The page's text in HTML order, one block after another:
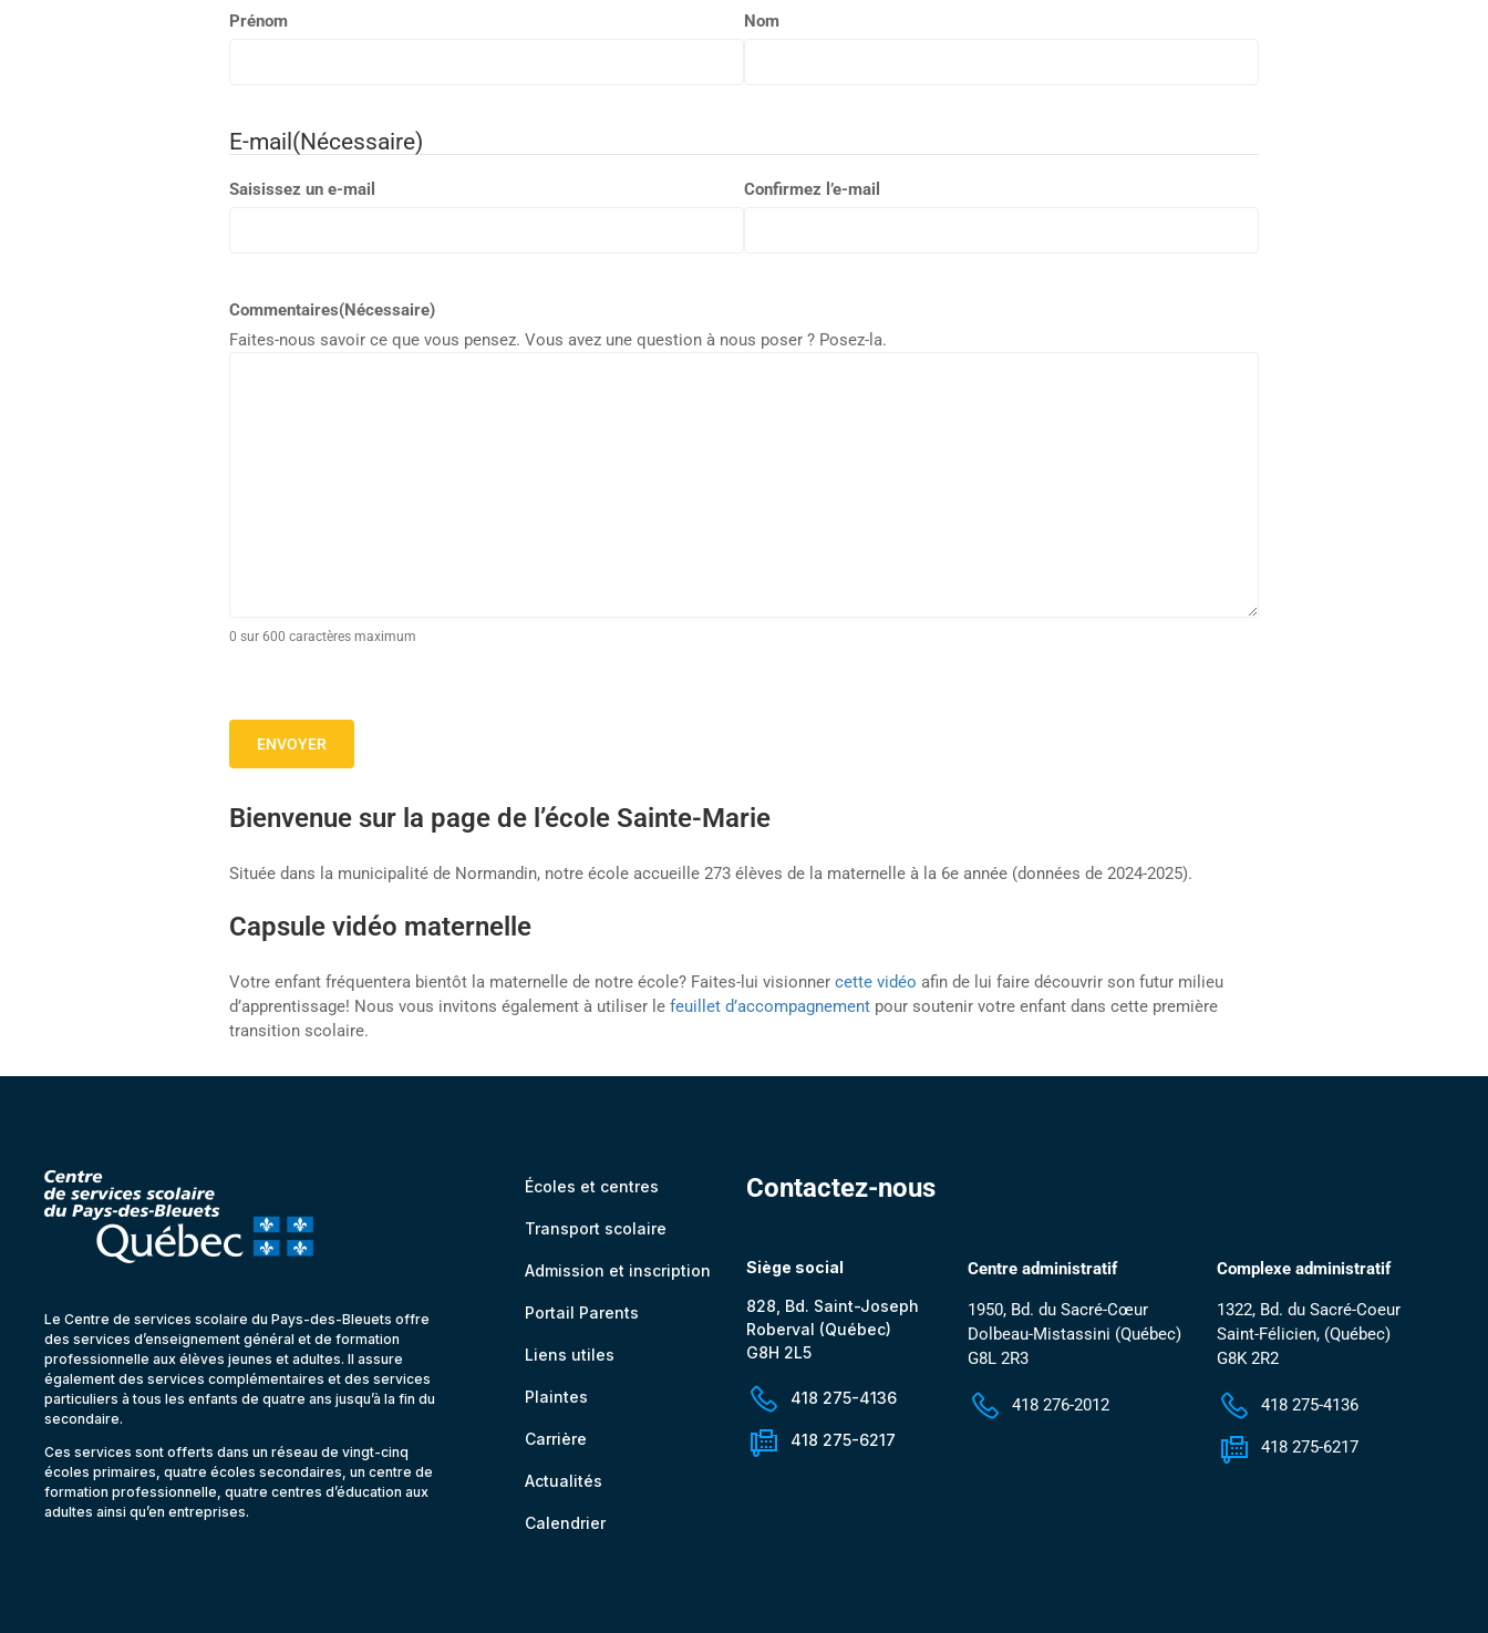
Prénom Nom
E-mail (Nécessaire)
Saisissez un e-mail Confirmez l’e-mail
Commentaires(Nécessaire)
Faites-nous savoir ce que vous pensez. Vous avez une question à nous poser ? Posez-la.
0 sur 600 caractères maximum
Bienvenue sur la page de l’école Sainte-Marie
Située dans la municipalité de Normandin, notre école accueille 273 élèves de la maternelle à la 6e année (données de 2024-2025).
Capsule vidéo maternelle
Votre enfant fréquentera bientôt la maternelle de notre école? Faites-lui visionner cette vidéo afin de lui faire découvrir son futur milieu
d’apprentissage! Nous vous invitons également à utiliser le feuillet d’accompagnement pour soutenir votre enfant dans cette première
transition scolaire.
Le Centre de services scolaire du Pays-des-Bleuets offre
des services d’enseignement général et de formation
professionnelle aux élèves jeunes et adultes. Il assure
également des services complémentaires et des services
particuliers à tous les enfants de quatre ans jusqu’à la fin du
secondaire.
Ces services sont offerts dans un réseau de vingt-cinq
écoles primaires, quatre écoles secondaires, un centre de
formation professionnelle, quatre centres d’éducation aux
adultes ainsi qu’en entreprises.
Écoles et centres
Transport scolaire
Admission et inscription
Portail Parents
Liens utiles
Plaintes
Carrière
Actualités
Calendrier
Contactez-nous
Siège social
828, Bd. Saint-Joseph
Roberval (Québec)
G8H 2L5
418 275-4136
418 275-6217
Centre administratif
1950, Bd. du Sacré-Cœur
Dolbeau-Mistassini (Québec)
G8L 2R3
418 276-2012
Complexe administratif
1322, Bd. du Sacré-Coeur
Saint-Félicien, (Québec)
G8K 2R2
418 275-4136
418 275-6217